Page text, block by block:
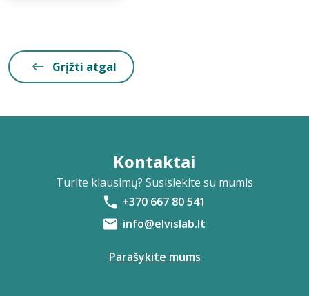
Grįžti atgal
Kontaktai
Turite klausimų? Susisiekite su mumis
+370 667 80 541
info@elvislab.lt
Parašykite mums